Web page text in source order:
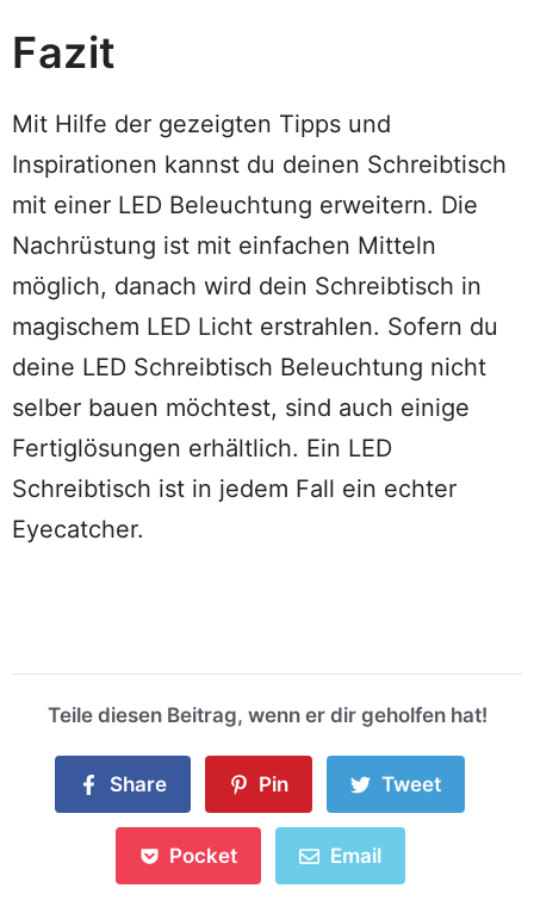
Fazit
Mit Hilfe der gezeigten Tipps und
Inspirationen kannst du deinen Schreibtisch
mit einer LED Beleuchtung erweitern. Die
Nachrüstung ist mit einfachen Mitteln
möglich, danach wird dein Schreibtisch in
magischem LED Licht erstrahlen. Sofern du
deine LED Schreibtisch Beleuchtung nicht
selber bauen möchtest, sind auch einige
Fertiglösungen erhältlich. Ein LED
Schreibtisch ist in jedem Fall ein echter
Eyecatcher.
Teile diesen Beitrag, wenn er dir geholfen hat!
Share Pin Tweet
Pocket Email